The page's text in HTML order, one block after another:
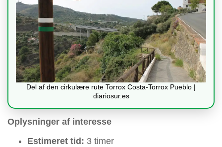
Del af den cirkulære rute Torrox Costa-Torrox Pueblo |
diariosur.es
Oplysninger af interesse
Estimeret tid: 3 timer